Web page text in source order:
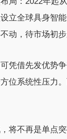
立全球具身智
动，待市场初
凭借先发优势
位系统性压力
将不再是单点